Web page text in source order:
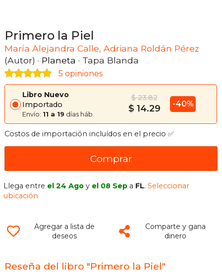
Primero la Piel
María Alejandra Calle, Adriana Roldán Pérez
(Autor) · Planeta · Tapa Blanda
5 opiniones
Libro Nuevo
Importado
Envío: 11 a 19 días háb.
$ 23.82
$ 14.29 -40%
Costos de importación incluídos en el precio ✅
Comprar
Llega entre el 24 Ago y el 08 Sep a FL.Seleccionar
ubicación
Agregar a lista de
deseos
Comparte y gana
dinero
Reseña del libro "Primero la Piel"